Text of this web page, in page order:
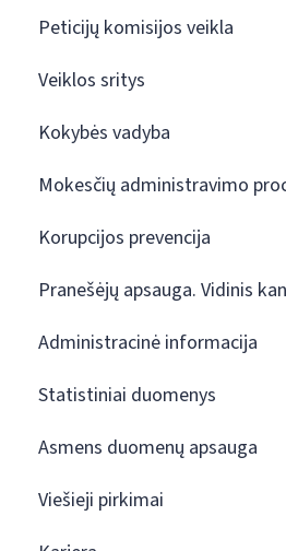
Peticijų komisijos veikla
Veiklos sritys
Kokybės vadyba
Mokesčių administravimo
Korupcijos prevencija
Pranešėjų apsauga. Vidinis
Administracinė informacija
Statistiniai duomenys
Asmens duomenų apsauga
Viešieji pirkimai